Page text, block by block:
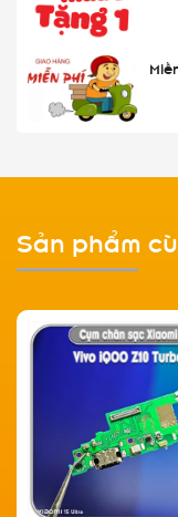
Sản phẩm